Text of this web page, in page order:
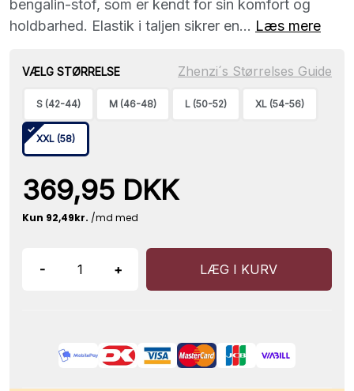
bengalin-stof, som er kendt for sin komfort og
holdbarhed. Elastik i taljen sikrer en... Læs mere
VÆLG STØRRELSE Zhenzi´s Størrelses Guide
S (42-44) M (46-48) L (50-52) XL (54-56)
XXL (58)
369,95 DKK
- + LÆG I KURV